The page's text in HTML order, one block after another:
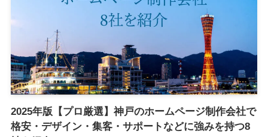
2025年版【プロ厳選】神戸のホームページ制作会社で
格安・デザイン・集客・サポートなどに強みを持つ8